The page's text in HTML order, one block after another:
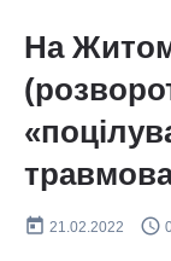
На
today 21.02.2022 query_builder